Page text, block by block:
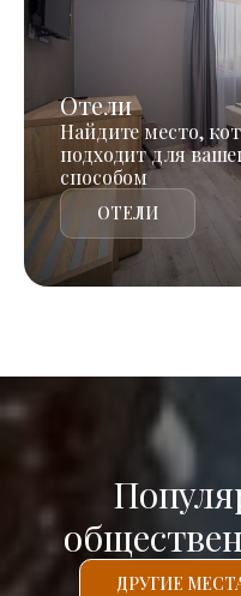
Отели
Найдите место,
подходит для
способом
ОТЕЛИ
ДРУГИЕ